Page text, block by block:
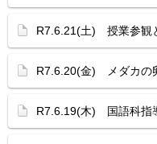
R7.6.21(土) 授業参観
R7.6.20(金) メダカの
R7.6.19(木) 国語科指